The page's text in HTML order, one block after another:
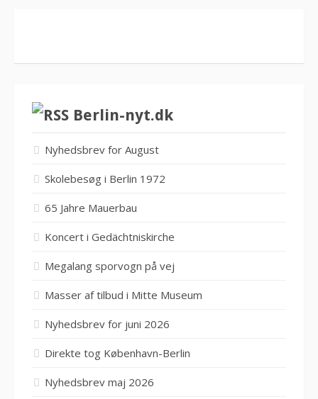
Berlin-nyt.dk
Nyhedsbrev for August
Skolebesøg i Berlin 1972
65 Jahre Mauerbau
Koncert i Gedächtniskirche
Megalang sporvogn på vej
Masser af tilbud i Mitte Museum
Nyhedsbrev for juni 2026
Direkte tog København-Berlin
Nyhedsbrev maj 2026